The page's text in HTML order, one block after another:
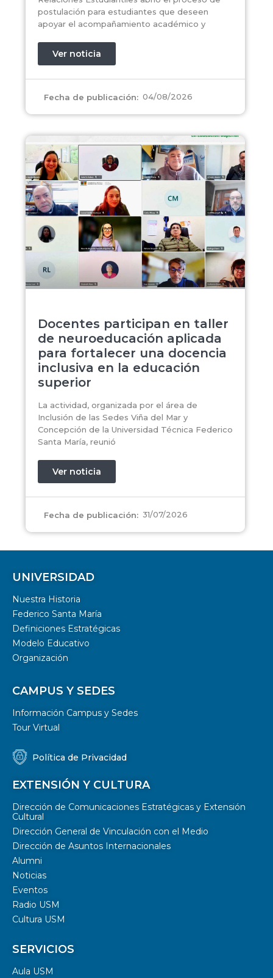
postulación para estudiantes que deseen
apoyar el acompañamiento académico y
Ver noticia
Fecha de publicación: 04/08/2026
Docentes participan en taller
de neuroeducación aplicada
para fortalecer una docencia
inclusiva en la educación
superior
La actividad, organizada por el área de
Inclusión de las Sedes Viña del Mar y
Concepción de la Universidad Técnica Federico
Santa María, reunió
Ver noticia
Fecha de publicación: 31/07/2026
UNIVERSIDAD
Nuestra Historia
Federico Santa María
Definiciones Estratégicas
Modelo Educativo
Organización
CAMPUS Y SEDES
Información Campus y Sedes
Tour Virtual
Política de Privacidad
EXTENSIÓN Y CULTURA
Dirección de Comunicaciones Estratégicas y Extensión
Cultural
Dirección General de Vinculación con el Medio
Dirección de Asuntos Internacionales
Alumni
Noticias
Eventos
Radio USM
Cultura USM
SERVICIOS
Aula USM